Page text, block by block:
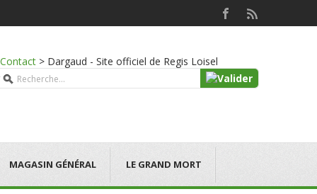
Contact > Dargaud - Site officiel de Regis Loisel
MAGASIN GÉNÉRAL LE GRAND MORT